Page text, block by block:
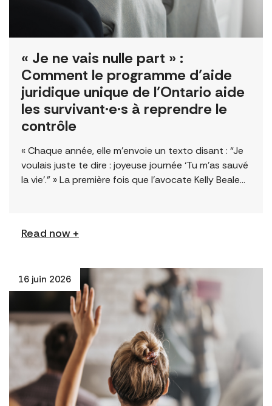
« Je ne vais nulle part » :
Comment le programme d’aide
juridique unique de l’Ontario aide
les survivant·e·s à reprendre le
contrôle
« Chaque année, elle m’envoie un texto disant : “Je
voulais juste te dire : joyeuse journée ‘Tu m’as sauvé
la vie’.” » La première fois que l’avocate Kelly Beale
Read now +
16 juin 2026